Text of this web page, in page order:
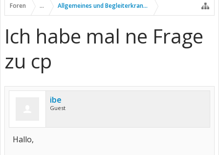
Foren ... Allgemeines und Begleiterkrankungen
Ich habe mal ne Frage
zu cp
ibe
Guest
Hallo,